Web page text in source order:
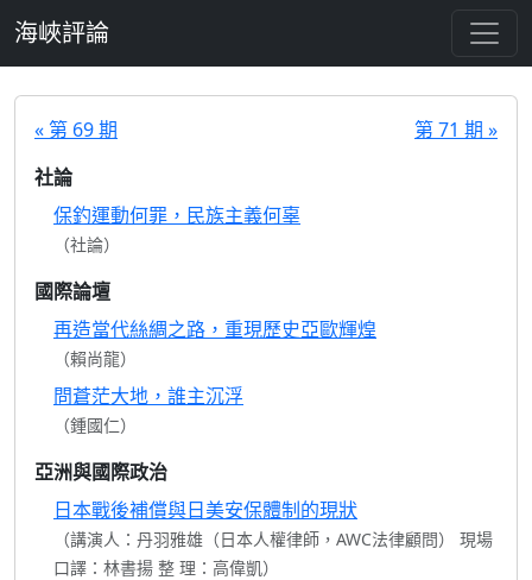
海峽評論
« 第 69 期
第 71 期 »
社論
保釣運動何罪，民族主義何辜
（社論）
國際論壇
再造當代絲綢之路，重現歷史亞歐輝煌
（賴尚龍）
問蒼茫大地，誰主沉浮
（鍾國仁）
亞洲與國際政治
日本戰後補償與日美安保體制的現狀
（講演人：丹羽雅雄（日本人權律師，AWC法律顧問） 現場
口譯：林書揚 整 理：高偉凱）